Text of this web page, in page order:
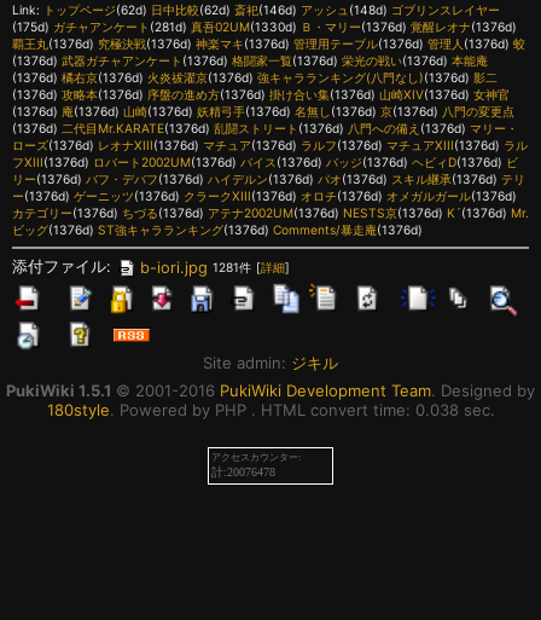
Link: トップページ(62d) 日中比較(62d) 斎祀(146d) アッシュ (148d) ゴブリンスレイヤー
(175d) ガチャアンケート (281d) 真吾02UM(1330d) Ｂ・マリー(1376d) 覚醒レオナ(1376d)
覇王丸 (1376d) 究極決戦(1376d) 神楽マキ(1376d) 管理用テーブル(1376d) 管理人 (1376d) 蛟
(1376d) 武器ガチャアンケート (1376d) 格闘家一覧(1376d) 栄光の戦い(1376d) 本能庵
(1376d) 橘右京(1376d) 火炎祓濯京(1376d) 強キャラランキング(八門なし)(1376d) 影二
(1376d) 攻略本(1376d) 序盤の進め方(1376d) 掛け合い集(1376d) 山崎XIV(1376d) 女神官
(1376d) 庵(1376d) 山崎(1376d) 妖精弓手(1376d) 名無し (1376d) 京(1376d) 八門の変更点
(1376d) 二代目Mr.KARATE(1376d) 乱闘ストリート (1376d) 八門への備え (1376d) マリー・
ローズ(1376d) レオナXIII(1376d) マチュア(1376d) ラルフ(1376d) マチュアXIII(1376d) ラル
フXIII(1376d) ロバート2002UM(1376d) バイス (1376d) バッジ(1376d) ヘビィD(1376d) ビ
リー(1376d) バフ・デバフ(1376d) ハイデルン(1376d) パオ(1376d) スキル継承(1376d) テリ
ー(1376d) ゲーニッツ(1376d) クラークXIII(1376d) オロチ(1376d) オメガルガール(1376d)
カテゴリー(1376d) ちづる(1376d) アテナ2002UM(1376d) NESTS京(1376d) K´(1376d) Mr.
ビッグ(1376d) ST強キャラランキング(1376d) Comments/暴走庵(1376d)
添付ファイル: b-iori.jpg 1281件 [詳細]
Site admin: ジキル
PukiWiki 1.5.1 © 2001-2016 PukiWiki Development Team. Designed by
180style. Powered by PHP . HTML convert time: 0.038 sec.